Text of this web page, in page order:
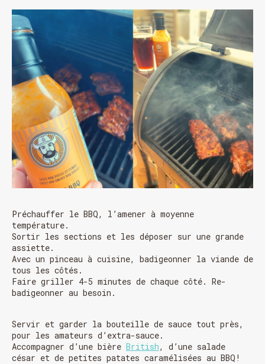
Préchauffer le BBQ, l’amener à moyenne
température.
Sortir les sections et les déposer sur une grande
assiette.
Avec un pinceau à cuisine, badigeonner la viande de
tous les côtés.
Faire griller 4-5 minutes de chaque côté. Re-
badigeonner au besoin.
Servir et garder la bouteille de sauce tout près,
pour les amateurs d’extra-sauce.
Accompagner d’une bière British, d’une salade
césar et de petites patates caramélisées au BBQ!
HORAIRE DES FÊTES
FERMÉ du 23 au 25 décembre
OUVERT 26 et 27 déc. de 11h à 22h
FERMÉ 31 déc. et 01 janvier